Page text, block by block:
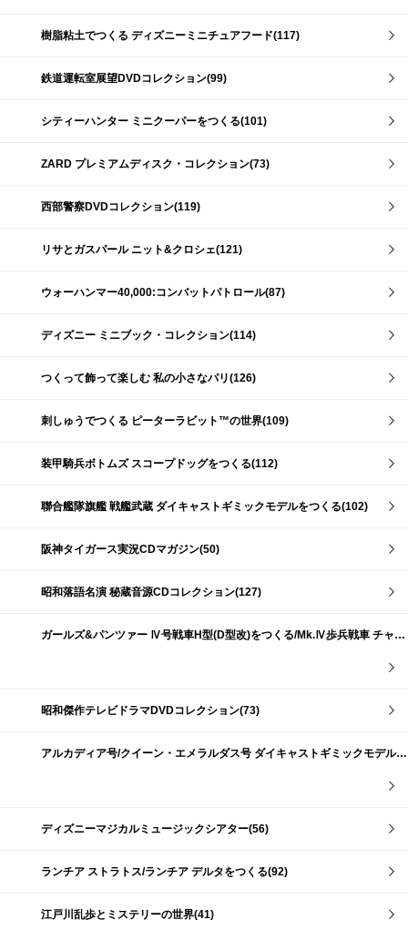
樹脂粘土でつくる ディズニーミニチュアフード(117)
鉄道運転室展望DVDコレクション(99)
シティーハンター ミニクーパーをつくる(101)
ZARD プレミアムディスク・コレクション(73)
西部警察DVDコレクション(119)
リサとガスパール ニット&クロシェ(121)
ウォーハンマー40,000:コンバットパトロール(87)
ディズニー ミニブック・コレクション(114)
つくって飾って楽しむ 私の小さなパリ(126)
刺しゅうでつくる ピーターラビット™の世界(109)
装甲騎兵ボトムズ スコープドッグをつくる(112)
聯合艦隊旗艦 戦艦武蔵 ダイキャストギミックモデルをつくる(102)
阪神タイガース実況CDマガジン(50)
昭和落語名演 秘蔵音源CDコレクション(127)
ガールズ&パンツァー Ⅳ号戦車H型(D型改)をつくる/Mk.Ⅳ歩兵戦車 チャーチルMk.Ⅶをつくる(191)
昭和傑作テレビドラマDVDコレクション(73)
アルカディア号/クイーン・エメラルダス号 ダイキャストギミックモデルをつくる(159)
ディズニーマジカルミュージックシアター(56)
ランチア ストラトス/ランチア デルタをつくる(92)
江戸川乱歩とミステリーの世界(41)